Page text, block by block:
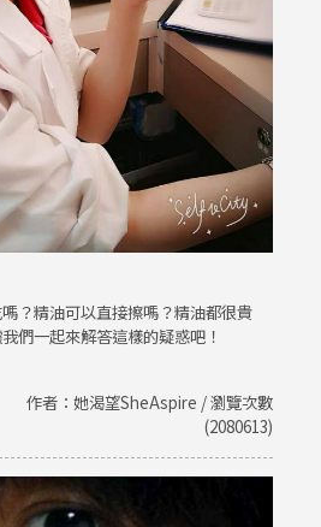
？精油可以直接擦嗎？精油都很貴
們一起來解答這樣的疑惑吧！
作者：她渴望SheAspire / 瀏覽次數
(2080613)